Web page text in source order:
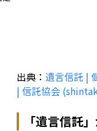
出典： 遺言信託 |
| 信託協会
「遺言信託